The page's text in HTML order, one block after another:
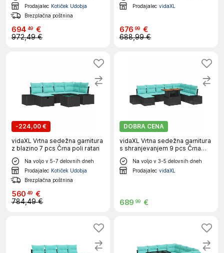
Prodajalec Kotiček Udobja
Brezplačna poštnina
694 49 €
972,49 €
Prodajalec vidaXL
676 99 €
688,99 €
-224,00 €
vidaXL Vrtna sedežna garnitura
z blazino 7 pcs Črna poli ratan
Na voljo v 5-7 delovnih dneh
Prodajalec Kotiček Udobja
Brezplačna poštnina
560 49 €
784,49 €
DOBRA CENA
vidaXL Vrtna sedežna garnitura
s shranjevanjem 9 pcs Črna
Poly ratan
Na voljo v 3-5 delovnih dneh
Prodajalec vidaXL
689 99 €